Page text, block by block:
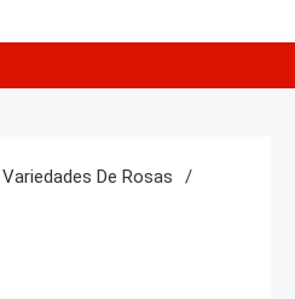
Variedades De Rosas